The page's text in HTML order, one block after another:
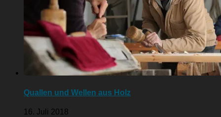
Quallen und Wellen aus Holz
16. Juli 2018